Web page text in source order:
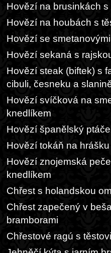
Hovězí na brusinkách
Hovězí na houbách s
Hovězí se
Hovězí sekaná s
Hovězí steak (biftek) s
cibuli, česneku a
Hovězí svíčková na
knedlíkem
Hovězí španělský
Hovězí tokáň na
Hovězí znojemská
knedlíkem
Chřest s holandskou
Chřest zapečený v
bramborami
Chřestové ragú s